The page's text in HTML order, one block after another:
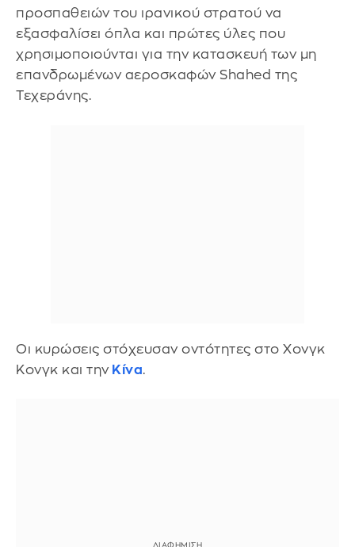
προσπαθειών του ιρανικού στρατού να
εξασφαλίσει όπλα και πρώτες ύλες που
χρησιμοποιούνται για την κατασκευή των μη
επανδρωμένων αεροσκαφών Shahed της
Τεχεράνης.
Οι κυρώσεις στόχευσαν οντότητες στο Χονγκ
Κονγκ και την Κίνα.